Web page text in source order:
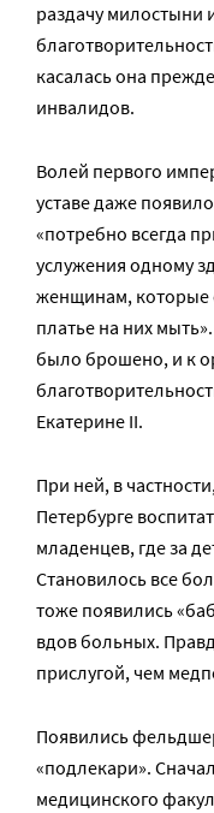
раздачу милостыни
касалась она
инвалидов.
Волей первого
уставе даже
«потребно всегда
услужения одному
женщинам, которые
платье на них
было брошено, и к
Екатерине II.
При ней, в
Петербурге
младенцев, где за
Становилось все
тоже появились
вдов больных.
прислугой, чем
Появились
«подлекари».
медицинского